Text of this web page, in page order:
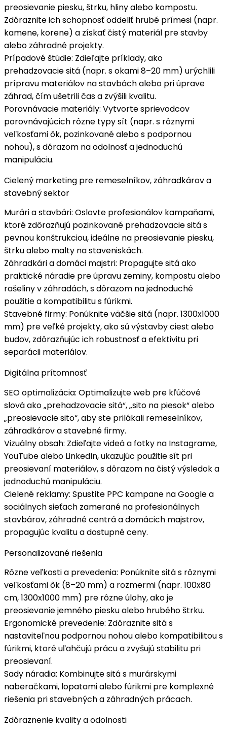
preosievanie piesku, štrku, hliny alebo kompostu.
Zdôraznite ich schopnosťoddeliť hrubé prímesi (napr.
kamene, korene) a získať čistý materiál pre stavby
alebo záhradné projekty.
Prípadové štúdie: Zdieľajte príklady, ako
prehadzovacie sitá (napr. s okami 8–20 mm) urýchlili
prípravu materiálov na stavbách alebo pri úprave
záhrad, čím ušetrili čas a zvýšili kvalitu.
Porovnávacie materiály: Vytvorte sprievodcov
porovnávajúcich rôzne typy sít (napr. s rôznymi
veľkosťami ôk, pozinkované alebo s podpornou
nohou), s dôrazom naodolnosť a jednoduchú
manipuláciu.
Cielený marketing pre remeselníkov, záhradkárov a
stavebný sektor
Murári a stavbári: Oslovte profesionálov kampaňami,
ktoré zdôrazňujú pozinkované prehadzovacie sitás
pevnou konštrukciou, ideálne na preosievanie piesku,
štrku alebo malty na staveniskách.
Záhradkári a domáci majstri: Propagujte sitá ako
praktické náradie pre úpravu zeminy, kompostu alebo
rašeliny v záhradách, s dôrazom na jednoduché
použitie a kompatibilitu s fúrikmi.
Stavebné firmy: Ponúknite väčšie sitá (napr. 1300x1000
mm) preveľké projekty, ako sú výstavby ciest alebo
budov, zdôrazňujúc ich robustnosť a efektivitu pri
separácii materiálov.
Digitálna prítomnosť
SEO optimalizácia: Optimalizujte web pre kľúčové
slová ako „prehadzovacie sitá“, „sito na piesok“ alebo
„preosievacie sito“, aby ste prilákali remeselníkov,
záhradkárov a stavebné firmy.
Vizuálny obsah: Zdieľajte videá a fotky na Instagrame,
YouTube alebo LinkedIn, ukazujúc použitie sít pri
preosievaní materiálov, s dôrazom načistý výsledoka
jednoduchú manipuláciu.
Cielené reklamy: Spustite PPC kampane na Google a
sociálnych sieťach zamerané na profesionálnych
stavbárov, záhradné centrá a domácich majstrov,
propagujúc kvalitu a dostupné ceny.
Personalizované riešenia
Rôzne veľkosti a prevedenia: Ponúknite sitá s rôznymi
veľkosťami ôk (8–20 mm) a rozmermi (napr. 100x80
cm, 1300x1000 mm) pre rôzne úlohy, ako je
preosievanie jemného piesku alebo hrubého štrku.
Ergonomické prevedenie: Zdôraznite sitá s
nastaviteľnou podpornou nohoualebo kompatibilitou s
fúrikmi, ktoré uľahčujú prácu a zvyšujú stabilitu pri
preosievaní.
Sady náradia: Kombinujte sitá s murárskymi
naberačkami, lopatami alebo fúrikmi pre komplexné
riešenia pri stavebných a záhradných prácach.
Zdôraznenie kvality a odolnosti